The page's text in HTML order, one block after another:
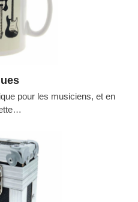
pour les musiciens, et en